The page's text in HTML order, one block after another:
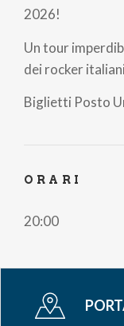
2026!
Un tour
dei rocker
Biglietti Posto
ORARI
20:00